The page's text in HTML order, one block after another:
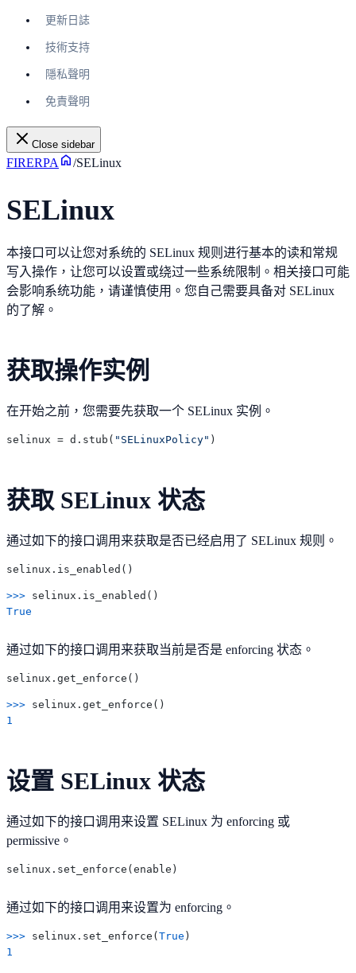
更新日誌
技術支持
隱私聲明
免責聲明
Close sidebar
FIRERPA /SELinux
SELinux
本接口可以让您对系统的 SELinux 规则进行基本的读和常规
写入操作，让您可以设置或绕过一些系统限制。相关接口可能
会影响系统功能，请谨慎使用。您自己需要具备对 SELinux
的了解。
获取操作实例
在开始之前，您需要先获取一个 SELinux 实例。
selinux = d.stub( "SELinuxPolicy"
获取 SELinux 状态
通过如下的接口调用来获取是否已经启用了 SELinux 规则。
>>>
True
通过如下的接口调用来获取当前是否是 enforcing 状态。
>>>
1
设置 SELinux 状态
通过如下的接口调用来设置 SELinux 为 enforcing 或
permissive。
通过如下的接口调用来设置为 enforcing。
>>> selinux.set_enforce( True
1